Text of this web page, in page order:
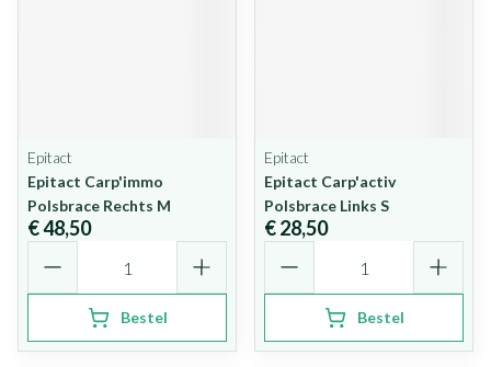
Epitact
Epitact Carp'immo
Polsbrace Rechts M
€ 48,50
Bestel
Epitact
Epitact Carp'activ
Polsbrace Links S
€ 28,50
Bestel